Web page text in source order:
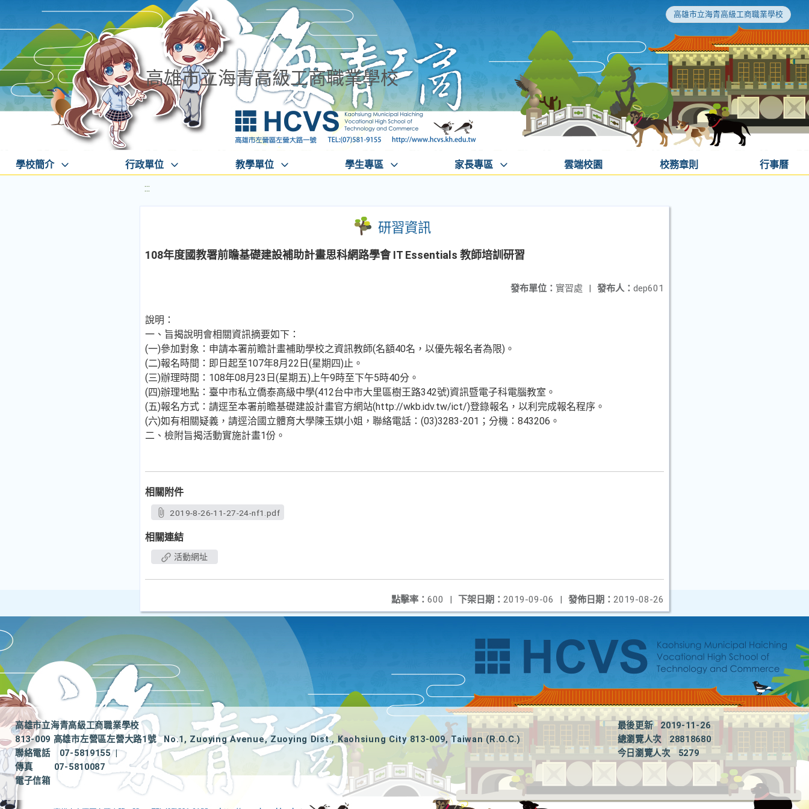
高雄市立海青高級工商職業學校
高雄市立海青高級工商職業學校
學校簡介 行政單位 教學單位 學生專區 家長專區 雲端校園 校務章則 行事曆
:::
研習資訊
108年度國教署前瞻基礎建設補助計畫思科網路學會 IT Essentials 教師培訓研習
發布人： dep601
發布單位： 實習處 |
說明：
一、旨揭說明會相關資訊摘要如下：
(一)參加對象：申請本署前瞻計畫補助學校之資訊教師(名額40名，以優先報名者為限)。
(二)報名時間：即日起至107年8月22日(星期四)止。
(三)辦理時間：108年08月23日(星期五)上午9時至下午5時40分。
(四)辦理地點：臺中市私立僑泰高級中學(412台中市大里區樹王路342號)資訊暨電子科電腦教室。
(五)報名方式：請逕至本署前瞻基礎建設計畫官方網站(http://wkb.idv.tw/ict/)登錄報名，以利完成報名程序。
(六)如有相關疑義，請逕洽國立體育大學陳玉娸小姐，聯絡電話：(03)3283-201；分機：843206。
二、檢附旨揭活動實施計畫1份。
相關附件
2019-8-26-11-27-24-nf1.pdf
相關連結
活動網址
發佈日期： 2019-08-26
下架日期： 2019-09-06 |
點擊率： 600 |
高雄市立海青高級工商職業學校
813-009 高雄市左營區左營大路1號
No.1, Zuoying Avenue, Zuoying Dist., Kaohsiung City 813-009, Taiwan (R.O.C.)
聯絡電話
07-5819155
|
傳真
07-5810087
電子信箱
最後更新
2019-11-26
總瀏覽人次
28818680
今日瀏覽人次
5279